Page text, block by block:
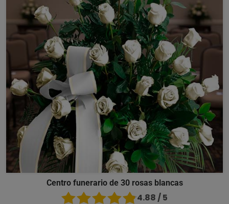
Centro funerario de 30 rosas blancas
4.88 / 5